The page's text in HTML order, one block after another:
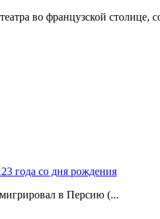
во французской столице,
года со дня рождения
в Персию (...